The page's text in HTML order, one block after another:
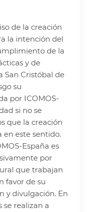
de la creación
la intención del
de la
y de
San Cristóbal de
su
por ICOMOS-
si no se
que la creación
en este sentido.
España es
por
que trabajan
favor de su
y divulgación. En
se realizan a